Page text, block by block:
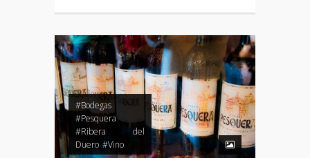
#Bodegas
#Pesquera
#Ribera del
Duero #Vino